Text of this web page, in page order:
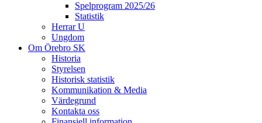
Spelprogram 2025/26
Statistik
Herrar U
Ungdom
Om Örebro SK
Historia
Styrelsen
Historisk statistik
Kommunikation & Media
Värdegrund
Kontakta oss